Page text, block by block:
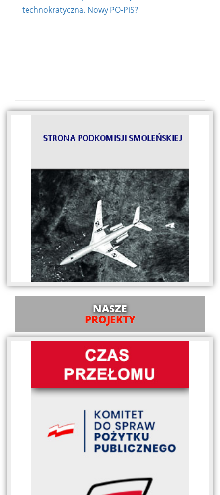
technokratyczną. Nowy PO-PiS?
NASZE
PROJEKTY